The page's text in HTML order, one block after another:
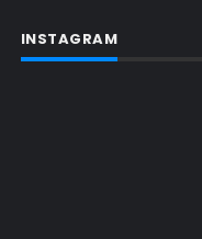
INSTAGRAM